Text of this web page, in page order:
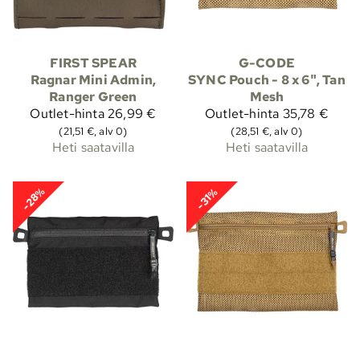
FIRST SPEAR
Ragnar Mini Admin,
Ranger Green
Outlet-hinta26,99 €
(21,51 €, alv 0)
Heti saatavilla
G-CODE
SYNC Pouch - 8 x 6", Tan
Mesh
Outlet-hinta 35,78 €
(28,51 €, alv 0)
Heti saatavilla
-28% -31%